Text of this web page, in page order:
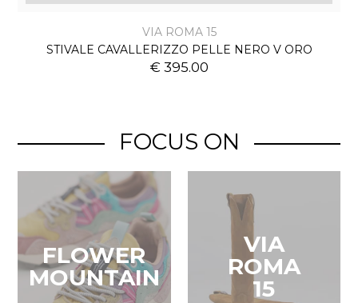
VIA ROMA 15
STIVALE CAVALLERIZZO PELLE NERO V ORO
€ 395.00
FOCUS ON
FLOWER
MOUNTAIN
VIA
ROMA
15